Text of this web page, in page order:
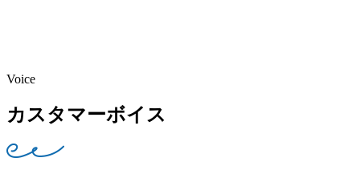
Voice
カスタマーボイス